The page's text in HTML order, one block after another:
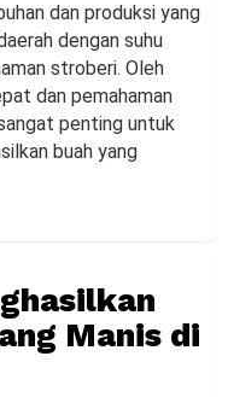
dan produksi yang
dengan suhu
stroberi. Oleh
dan pemahaman
penting untuk
buah yang
Manis di